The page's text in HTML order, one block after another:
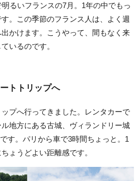
るいフランスの7月。1年の中でもっ
。この季節のフランス人は、よく週
かけます。こうやって、間もなく来
いるのです。
トトリップへ
プへ行ってきました。レンタカーで
地方にある古城、ヴィランドリー城
です。パリから車で3時間ちょっと。1
ょうどよい距離感です。